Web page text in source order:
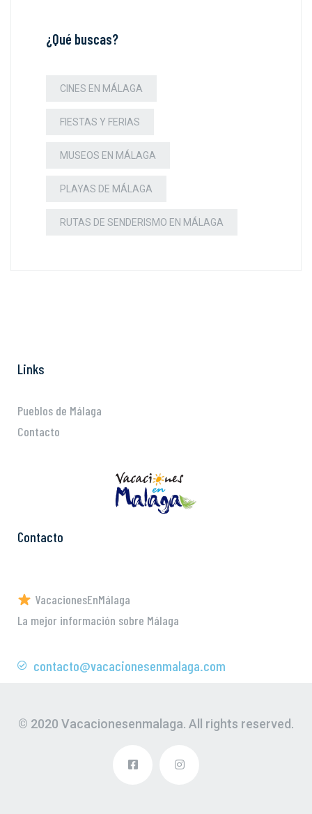
¿Qué buscas?
CINES EN MÁLAGA
FIESTAS Y FERIAS
MUSEOS EN MÁLAGA
PLAYAS DE MÁLAGA
RUTAS DE SENDERISMO EN MÁLAGA
Links
Pueblos de Málaga
Contacto
Contacto
VacacionesEnMálaga
La mejor información sobre Málaga
contacto@vacacionesenmalaga.com
© 2020 Vacacionesenmalaga. All rights reserved.